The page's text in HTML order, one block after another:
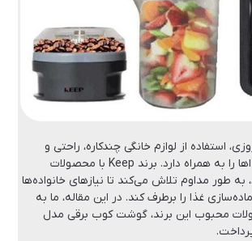
استفاده از لوازم خانگی چندکاره، راحتی و
سهولت در تهیه غذاها را به همراه دارد. برند Keep با محصولات
به طور مداوم تلاش می‌کند تا نیازهای خانواده‌ها
غذا را برطرف کند. در این مقاله، ما به
محبوب این برند، گوشت کوب برقی مدل